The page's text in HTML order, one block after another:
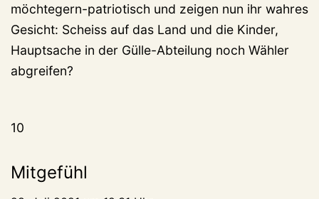
möchtegern-patriotisch und zeigen nun ihr wahres
Gesicht: Scheiss auf das Land und die Kinder,
Hauptsache in der Gülle-Abteilung noch Wähler
abgreifen?
10
Mitgefühl